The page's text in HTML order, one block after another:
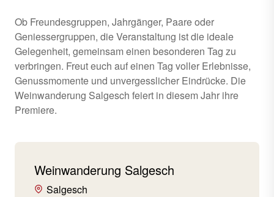
Ob Freundesgruppen, Jahrgänger, Paare oder
Geniessergruppen, die Veranstaltung ist die ideale
Gelegenheit, gemeinsam einen besonderen Tag zu
verbringen. Freut euch auf einen Tag voller Erlebnisse,
Genussmomente und unvergesslicher Eindrücke. Die
Weinwanderung Salgesch feiert in diesem Jahr ihre
Premiere.
Weinwanderung Salgesch
Salgesch